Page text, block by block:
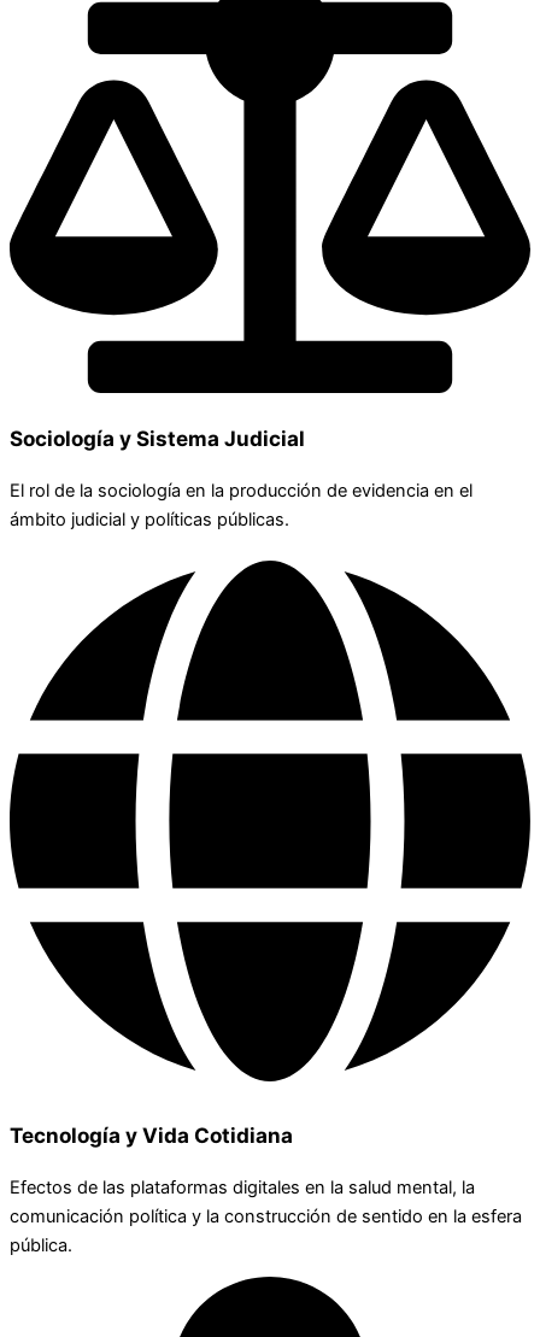
Sociología y Sistema Judicial
El rol de la sociología en la producción de evidencia en el
ámbito judicial y políticas públicas.
Tecnología y Vida Cotidiana
Efectos de las plataformas digitales en la salud mental, la
comunicación política y la construcción de sentido en la esfera
pública.